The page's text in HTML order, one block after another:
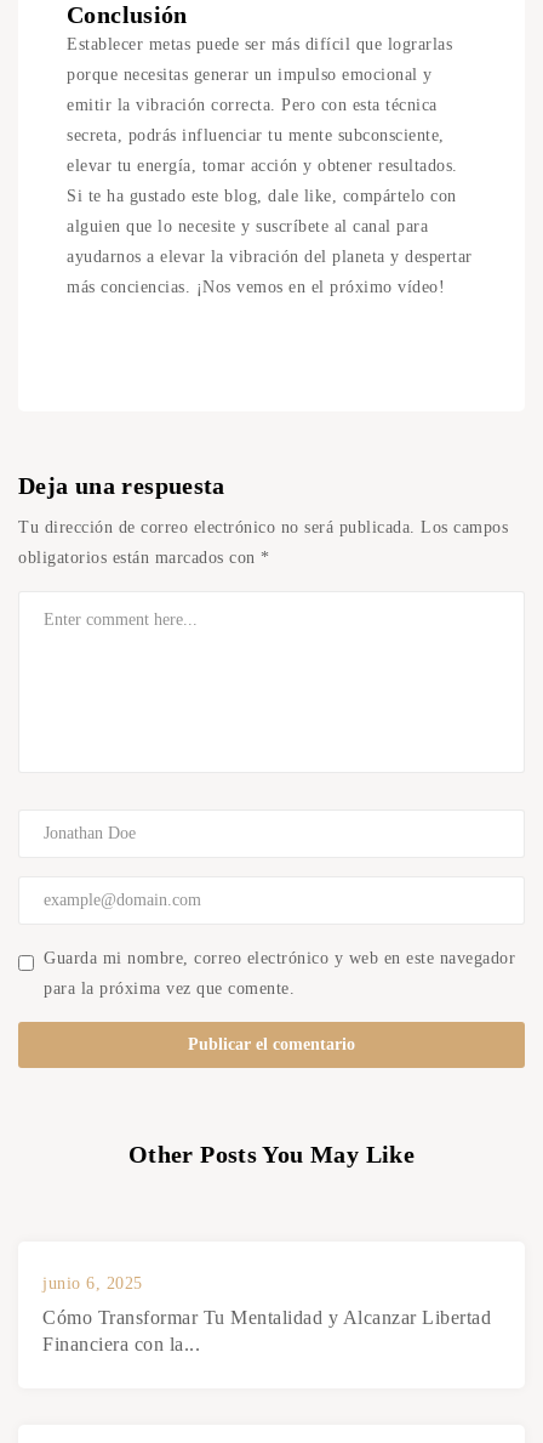
Conclusión
Establecer metas puede ser más difícil que lograrlas
porque necesitas generar un impulso emocional y
emitir la vibración correcta. Pero con esta técnica
secreta, podrás influenciar tu mente subconsciente,
elevar tu energía, tomar acción y obtener resultados.
Si te ha gustado este blog, dale like, compártelo con
alguien que lo necesite y suscríbete al canal para
ayudarnos a elevar la vibración del planeta y despertar
más conciencias. ¡Nos vemos en el próximo vídeo!
Deja una respuesta
Tu dirección de correo electrónico no será publicada. Los campos
obligatorios están marcados con *
Guarda mi nombre, correo electrónico y web en este navegador
para la próxima vez que comente.
Other Posts You May Like
junio 6, 2025
Cómo Transformar Tu Mentalidad y Alcanzar Libertad
Financiera con la...